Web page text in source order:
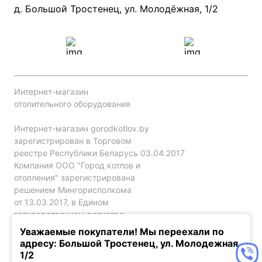
Проект систем отопления
д. Большой Тростенец, ул. Молодёжная, 1/2
Интернет-магазин
отопительного оборудования
Интернет-магазин gorodkotlov.by
зарегистрирован в Торговом
реестре Республики Беларусь 03.04.2017
Компания ООО "Город котлов и
отопления" зарегистрирована
решением Мингорисполкома
от 13.03.2017, в Едином
государственном регистре
юр. лиц и индивидуальных
предпринимателей за №192786120.
Уважаемые покупатели! Мы переехали по
адресу: Большой Тростенец, ул. Молодежная,
1/2